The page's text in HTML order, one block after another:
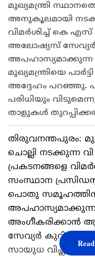
മുഖ്യമന്ത്രി
അനുകൂലമായി
വിമർശിച്ച് കെ
അലോഷ്യസ് സേവ്യർ.
അപഹാസ്യമാക്കുന്ന
മുഖ്യമന്ത്രിയെ
അദ്ദേഹം പറഞ്ഞു.
പരിധിയും
താളുകൾ
തിരുവനന്തപുരം:
ചൊല്ലി
പ്രകടനങ്ങളെ
സംസ്ഥാന
പൊതു സമൂഹത്തിനു
അപഹാസ്യമാക്കുന്ന
അംഗീകരിക്കാൻ
സേവ്യർ കുറിച്ചു.
സായുധ വിപ്ലവവും